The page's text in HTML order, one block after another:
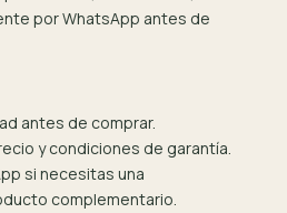
por WhatsApp antes de
antes de comprar.
y condiciones de garantía.
si necesitas una
complementario.